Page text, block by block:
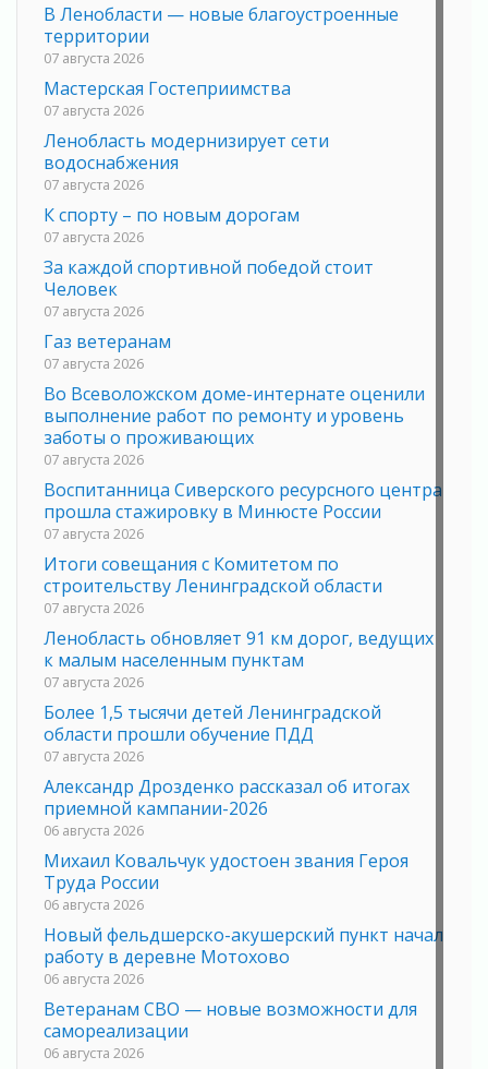
В Ленобласти — новые благоустроенные
территории
07 августа 2026
Мастерская Гостеприимства
07 августа 2026
Ленобласть модернизирует сети
водоснабжения
07 августа 2026
К спорту – по новым дорогам
07 августа 2026
За каждой спортивной победой стоит
Человек
07 августа 2026
Газ ветеранам
07 августа 2026
Во Всеволожском доме-интернате оценили
выполнение работ по ремонту и уровень
заботы о проживающих
07 августа 2026
Воспитанница Сиверского ресурсного центра
прошла стажировку в Минюсте России
07 августа 2026
Итоги совещания с Комитетом по
строительству Ленинградской области
07 августа 2026
Ленобласть обновляет 91 км дорог, ведущих
к малым населенным пунктам
07 августа 2026
Более 1,5 тысячи детей Ленинградской
области прошли обучение ПДД
07 августа 2026
Александр Дрозденко рассказал об итогах
приемной кампании-2026
06 августа 2026
Михаил Ковальчук удостоен звания Героя
Труда России
06 августа 2026
Новый фельдшерско-акушерский пункт начал
работу в деревне Мотохово
06 августа 2026
Ветеранам СВО — новые возможности для
самореализации
06 августа 2026